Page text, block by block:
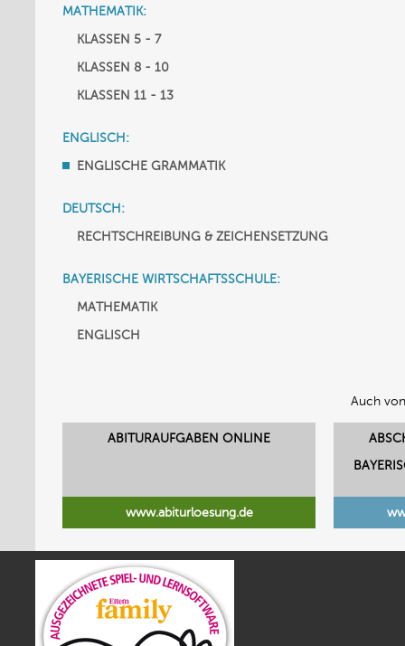
MATHEMATIK:
KLASSEN 5 - 7
KLASSEN 8 - 10
KLASSEN 11 - 13
ENGLISCH:
ENGLISCHE GRAMMATIK
DEUTSCH:
RECHTSCHREIBUNG & ZEICHENSETZUNG
BAYERISCHE WIRTSCHAFTSSCHULE:
MATHEMATIK
ENGLISCH
Auch
ABITURAUFGABEN ONLINE
www.abiturloesung.de